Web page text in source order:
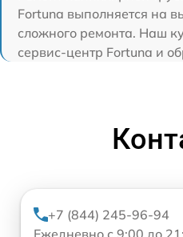
Fortuna выполняется на
сложного ремонта. Наш
сервис-центр Fortuna и
+7 (844) 245-96-94
Ежедневно с 9:00 до